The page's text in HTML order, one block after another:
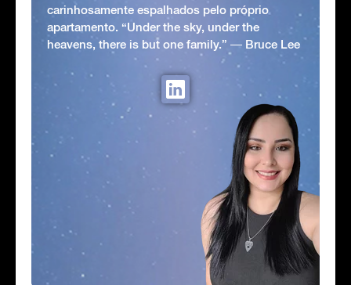
carinhosamente espalhados pelo próprio
apartamento. “Under the sky, under the
heavens, there is but one family.” ― Bruce Lee